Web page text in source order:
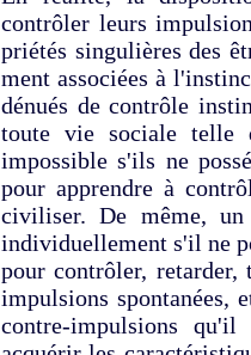
contrôler leurs
priétés singulières des
ment associées à
dénués de contrôle
toute vie sociale telle
impossible s'ils ne
pour apprendre à
civiliser. De même,
individuellement s'il ne
pour contrôler, retarder,
impulsions spontanées,
contre-impulsions